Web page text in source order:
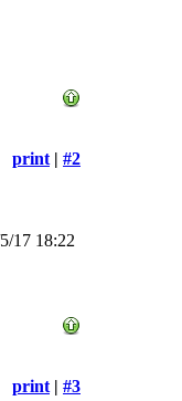
print | #2
17 18:22
print | #3